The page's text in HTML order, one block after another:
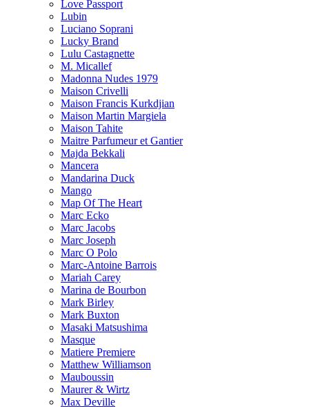
Love Passport
Lubin
Luciano Soprani
Lucky Brand
Lulu Castagnette
M. Micallef
Madonna Nudes 1979
Maison Crivelli
Maison Francis Kurkdjian
Maison Martin Margiela
Maison Tahite
Maitre Parfumeur et Gantier
Majda Bekkali
Mancera
Mandarina Duck
Mango
Map Of The Heart
Marc Ecko
Marc Jacobs
Marc Joseph
Marc O Polo
Marc-Antoine Barrois
Mariah Carey
Marina de Bourbon
Mark Birley
Mark Buxton
Masaki Matsushima
Masque
Matiere Premiere
Matthew Williamson
Mauboussin
Maurer & Wirtz
Max Deville